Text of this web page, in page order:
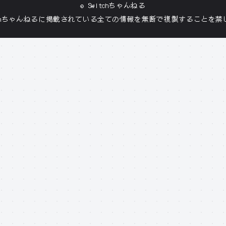
© Switchちゃんねる
ゃんねる に掲載されている全ての情報を無断で複製することを禁